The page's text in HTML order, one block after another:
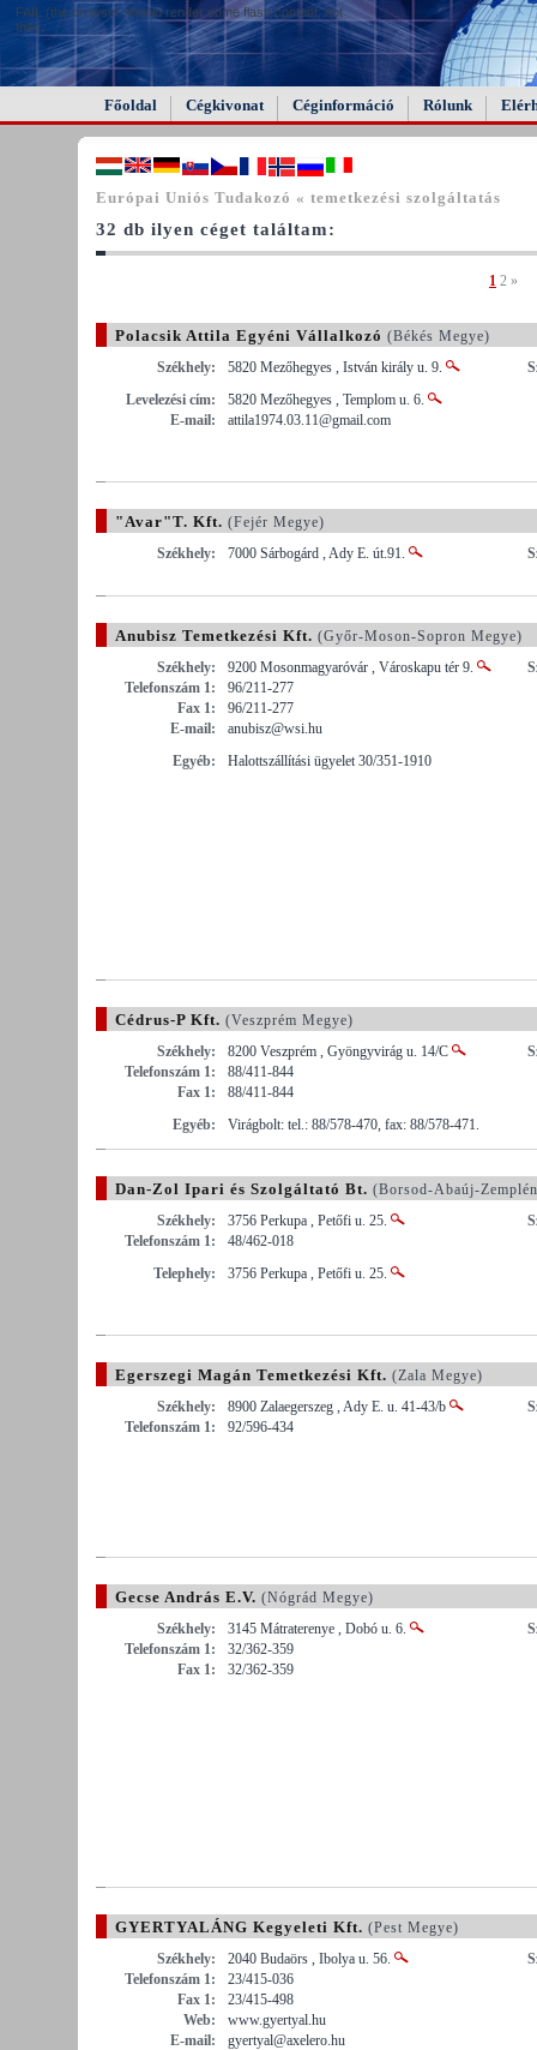
FAIL (the browser should render some flash content, not
this).
Főoldal Cégkivonat Céginformáció Rólunk
Európai Uniós Tudakozó « temetkezési szolgáltatás
32 db ilyen céget találtam:
1 2 »
Polacsik Attila Egyéni Vállalkozó (Békés Megye)
Székhely:
5820 Mezőhegyes , István király u. 9.
Levelezési cím:
5820 Mezőhegyes , Templom u. 6.
E-mail:
attila1974.03.11@gmail.com
"Avar"T. Kft. (Fejér Megye)
Székhely:
7000 Sárbogárd , Ady E. út.91.
Anubisz Temetkezési Kft. (Győr-Moson-Sopron Megye)
Székhely:
9200 Mosonmagyaróvár , Városkapu tér 9.
Telefonszám 1:
96/211-277
Fax 1:
96/211-277
E-mail:
anubisz@wsi.hu
Egyéb:
Halottszállítási ügyelet 30/351-1910
Cédrus-P Kft. (Veszprém Megye)
Székhely:
8200 Veszprém , Gyöngyvirág u. 14/C
Telefonszám 1:
88/411-844
Fax 1:
88/411-844
Egyéb:
Virágbolt: tel.: 88/578-470, fax: 88/578-471.
Dan-Zol Ipari és Szolgáltató Bt. (Borsod-Abaúj-
Székhely:
3756 Perkupa , Petőfi u. 25.
Telefonszám 1:
48/462-018
Telephely:
3756 Perkupa , Petőfi u. 25.
Egerszegi Magán Temetkezési Kft. (Zala Megye)
Székhely:
8900 Zalaegerszeg , Ady E. u. 41-43/b
Telefonszám 1:
92/596-434
Gecse András E.V. (Nógrád Megye)
Székhely:
3145 Mátraterenye , Dobó u. 6.
Telefonszám 1:
32/362-359
Fax 1:
32/362-359
GYERTYALÁNG Kegyeleti Kft. (Pest Megye)
Székhely:
2040 Budaörs , Ibolya u. 56.
Telefonszám 1:
23/415-036
Fax 1:
23/415-498
Web:
www.gyertyal.hu
E-mail:
gyertyal@axelero.hu